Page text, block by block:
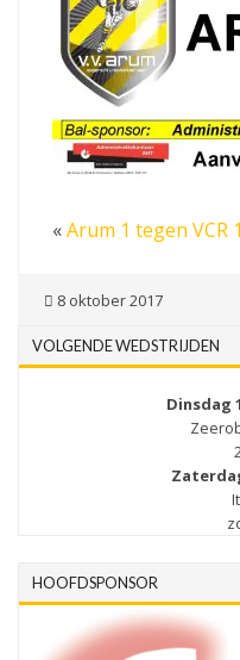
«Arum 1 tegen VCR 1
8 oktober 2017
VOLGENDE WEDSTRIJDEN
Dinsdag
HOOFDSPONSOR